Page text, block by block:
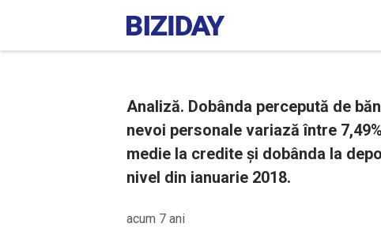
Analiză. Dobânda percepută de
nevoi personale variază între
medie la credite și dobânda la
nivel din ianuarie 2018.
acum 7 ani